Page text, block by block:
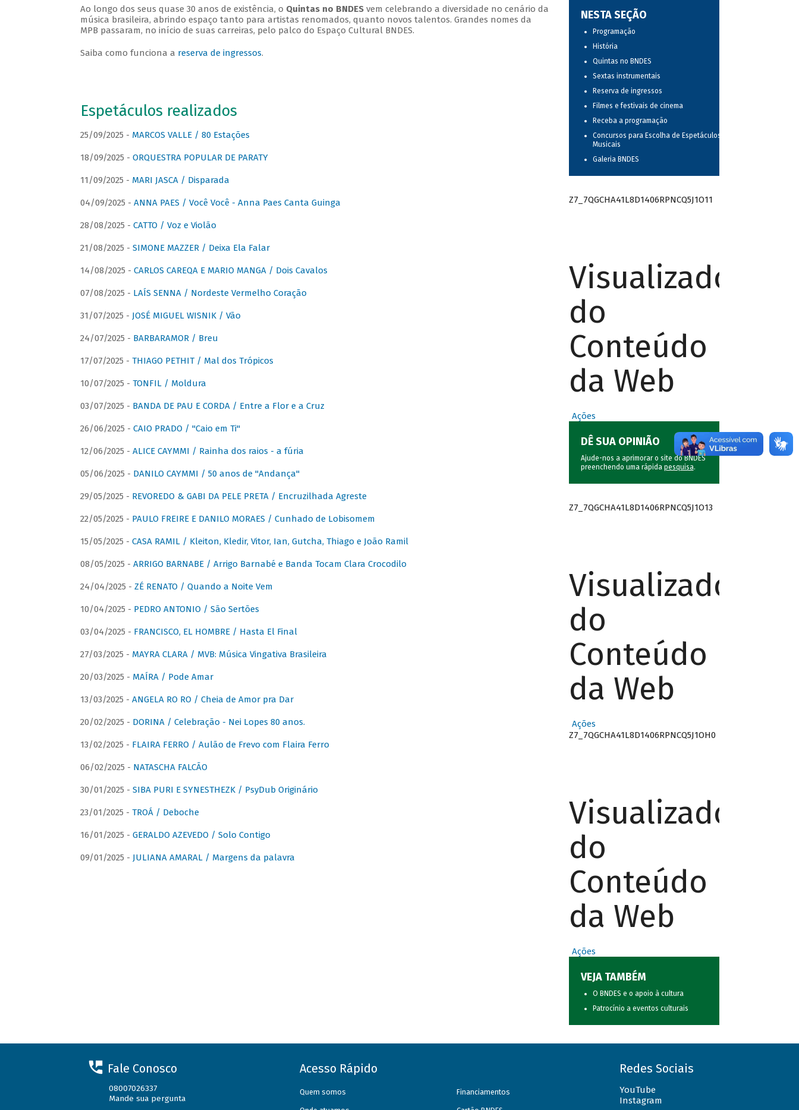
Ao longo dos seus quase 30 anos de existência, o Quintas no BNDESvem celebrando a diversidade no cenário da
música brasileira, abrindo espaço tanto para artistas renomados, quanto novos talentos. Grandes nomes da
MPB passaram, no início de suas carreiras, pelo palco do Espaço Cultural BNDES.
Saiba como funciona a reserva de ingressos.
Espetáculos realizados
25/09/2025 - MARCOS VALLE / 80 Estações
18/09/2025 - ORQUESTRA POPULAR DE PARATY
11/09/2025 - MARI JASCA / Disparada
04/09/2025 - ANNA PAES / Você Você - Anna Paes Canta Guinga
28/08/2025 - CATTO / Voz e Violão
21/08/2025 - SIMONE MAZZER / Deixa Ela Falar
14/08/2025 - CARLOS CAREQA E MARIO MANGA / Dois Cavalos
07/08/2025 - LAÍS SENNA / Nordeste Vermelho Coração
31/07/2025 - JOSÉ MIGUEL WISNIK / Vão
24/07/2025 - BARBARAMOR / Breu
17/07/2025 - THIAGO PETHIT / Mal dos Trópicos
10/07/2025 - TONFIL / Moldura
03/07/2025 - BANDA DE PAU E CORDA / Entre a Flor e a Cruz
26/06/2025 - CAIO PRADO / "Caio em Ti"
12/06/2025 - ALICE CAYMMI / Rainha dos raios - a fúria
05/06/2025 - DANILO CAYMMI / 50 anos de "Andança"
29/05/2025 - REVOREDO & GABI DA PELE PRETA / Encruzilhada Agreste
22/05/2025 - PAULO FREIRE E DANILO MORAES / Cunhado de Lobisomem
15/05/2025 - CASA RAMIL / Kleiton, Kledir, Vitor, Ian, Gutcha, Thiago e João Ramil
08/05/2025 - ARRIGO BARNABE / Arrigo Barnabé e Banda Tocam Clara Crocodilo
24/04/2025 - ZÉ RENATO / Quando a Noite Vem
10/04/2025 - PEDRO ANTONIO / São Sertões
03/04/2025 - FRANCISCO, EL HOMBRE / Hasta El Final
27/03/2025 - MAYRA CLARA / MVB: Música Vingativa Brasileira
20/03/2025 - MAÍRA / Pode Amar
13/03/2025 - ANGELA RO RO / Cheia de Amor pra Dar
20/02/2025 - DORINA / Celebração - Nei Lopes 80 anos.
13/02/2025 - FLAIRA FERRO / Aulão de Frevo com Flaira Ferro
06/02/2025 - NATASCHA FALCÃO
30/01/2025 - SIBA PURI E SYNESTHEZK / PsyDub Originário
23/01/2025 - TROÁ / Deboche
16/01/2025 - GERALDO AZEVEDO / Solo Contigo
09/01/2025 - JULIANA AMARAL / Margens da palavra
NESTA SEÇÃO
Programação
História
Quintas no BNDES
Sextas instrumentais
Reserva de ingressos
Filmes e festivais de cinema
Receba a programação
Concursos para Escolha de Espetáculos
Musicais
Galeria BNDES
Z7_7QGCHA41L8D1406RPNCQ5J1O11
Visualizador
do
Conteúdo
da Web
Ações
DÊ SUA OPINIÃO
Ajude-nos a aprimorar o site do BNDES
preenchendo uma rápida pesquisa.
Z7_7QGCHA41L8D1406RPNCQ5J1O13
Visualizador
do
Conteúdo
da Web
Ações
Z7_7QGCHA41L8D1406RPNCQ5J1OH0
Visualizador
do
Conteúdo
da Web
Ações
VEJA TAMBÉM
O BNDES e o apoio à cultura
Patrocínio a eventos culturais
Fale Conosco
08007026337
Mande sua pergunta
Acesso Rápido
Quem somos Financiamentos
Redes Sociais
YouTube
Instagram